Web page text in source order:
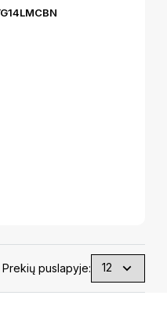
Prekių puslapyje: